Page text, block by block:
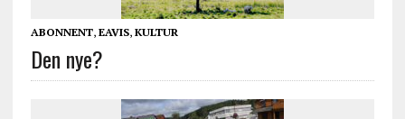
ABONNENT, EAVIS, KULTUR
Den nye?